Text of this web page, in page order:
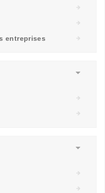
entreprises